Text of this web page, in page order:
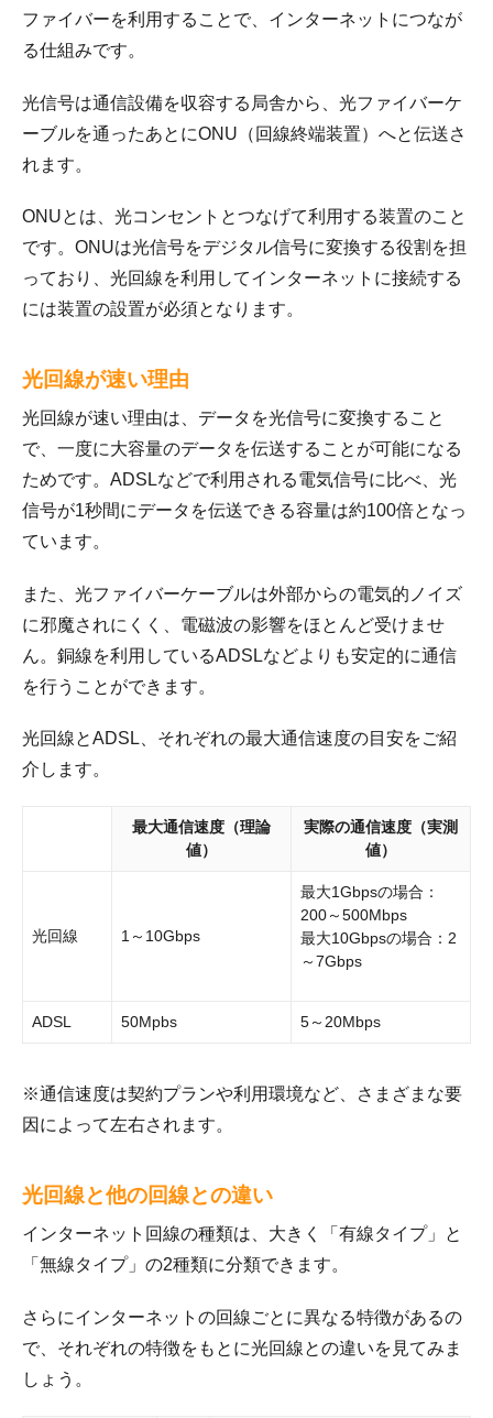
ファイバーを利用することで、インターネットにつなが
る仕組みです。
光信号は通信設備を収容する局舎から、光ファイバーケ
ーブルを通ったあとにONU（回線終端装置）へと伝送さ
れます。
ONUとは、光コンセントとつなげて利用する装置のこと
です。ONUは光信号をデジタル信号に変換する役割を担
っており、光回線を利用してインターネットに接続する
には装置の設置が必須となります。
光回線が速い理由
光回線が速い理由は、データを光信号に変換すること
で、一度に大容量のデータを伝送することが可能になる
ためです。ADSLなどで利用される電気信号に比べ、光
信号が1秒間にデータを伝送できる容量は約100倍となっ
ています。
また、光ファイバーケーブルは外部からの電気的ノイズ
に邪魔されにくく、電磁波の影響をほとんど受けませ
ん。銅線を利用しているADSLなどよりも安定的に通信
を行うことができます。
光回線とADSL、それぞれの最大通信速度の目安をご紹
介します。
最大通信速度（理論
値）
実際の通信速度（実測
値）
光回線 1～10Gbps
最大1Gbpsの場合：
200～500Mbps
最大10Gbpsの場合：2
～7Gbps
ADSL 50Mpbs 5～20Mbps
※通信速度は契約プランや利用環境など、さまざまな要
因によって左右されます。
光回線と他の回線との違い
インターネット回線の種類は、大きく「有線タイプ」と
「無線タイプ」の2種類に分類できます。
さらにインターネットの回線ごとに異なる特徴があるの
で、それぞれの特徴をもとに光回線との違いを見てみま
しょう。